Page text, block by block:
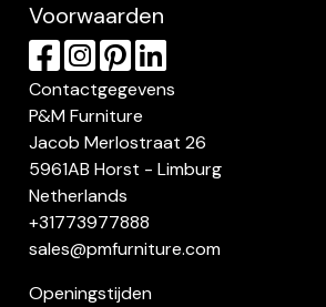
Voorwaarden
Contactgegevens
P&M Furniture
Jacob Merlostraat 26
5961AB Horst - Limburg
Netherlands
+31773977888
sales@pmfurniture.com
Openingstijden